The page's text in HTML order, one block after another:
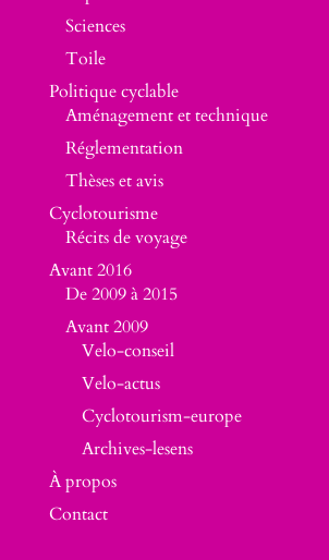
Sciences
Toile
Politique cyclable
Aménagement et technique
Réglementation
Thèses et avis
Cyclotourisme
Récits de voyage
Avant 2016
De 2009 à 2015
Avant 2009
Velo-conseil
Velo-actus
Cyclotourism-europe
Archives-lesens
À propos
Contact